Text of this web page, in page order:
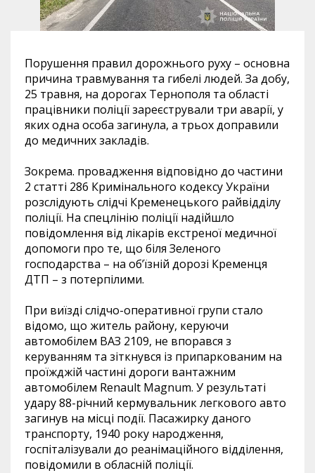
Порушення правил дорожнього руху – основна
причина травмування та гибелі людей. За добу,
25 травня, на дорогах Тернополя та області
працівники поліції зареєстрували три аварії, у
яких одна особа загинула, а трьох доправили
до медичних закладів.
Зокрема. провадження відповідно до частини
2 статті 286 Кримінального кодексу України
розслідують слідчі Кременецького райвідділу
поліції. На спецлінію поліції надійшло
повідомлення від лікарів екстреної медичної
допомоги про те, що біля Зеленого
господарства – на об’їзній дорозі Кременця
ДТП – з потерпілими.
При виїзді слідчо-оперативної групи стало
відомо, що житель району, керуючи
автомобілем ВАЗ 2109, не впорався з
керуванням та зіткнувся із припаркованим на
проїжджій частині дороги вантажним
автомобілем Renault Magnum. У результаті
удару 88-річний кермувальник легкового авто
загинув на місці події. Пасажирку даного
транспорту, 1940 року народження,
госпіталізували до реанімаційного відділення,
повідомили в обласній поліції.